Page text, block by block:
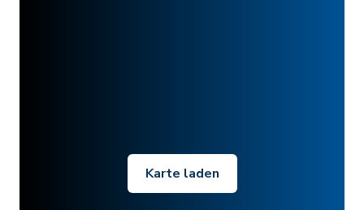
Karte laden